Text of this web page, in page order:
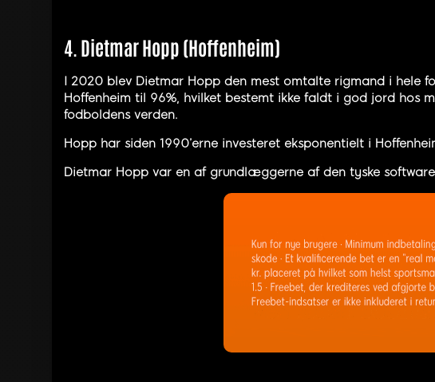
4. Dietmar Hopp (Hoffenheim)
I 2020 blev Dietmar Hopp den mest omtalte rigmand i hele
Hoffenheim til 96%, hvilket bestemt ikke faldt i god jord hos
fodboldens verden.
Hopp har siden 1990’erne investeret eksponentielt i
Dietmar Hopp var en af grundlæggerne af den tyske